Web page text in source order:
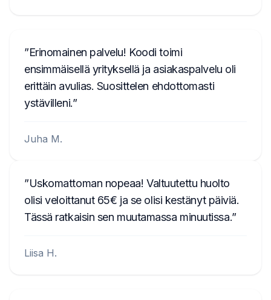
Erinomainen palvelu! Koodi toimi
ensimmäisellä yrityksellä ja asiakaspalvelu oli
erittäin avulias. Suosittelen ehdottomasti
ystävilleni.
Juha M.
Uskomattoman nopeaa! Valtuutettu huolto
olisi veloittanut 65€ ja se olisi kestänyt päiviä.
Tässä ratkaisin sen muutamassa minuutissa.
Liisa H.